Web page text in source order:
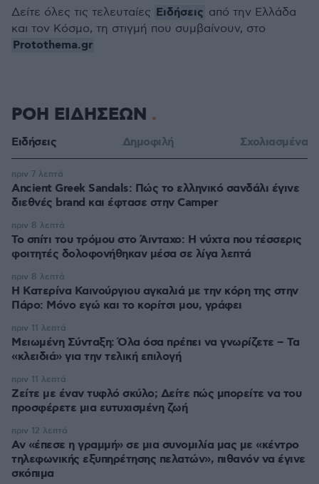
Δείτε όλες τις τελευταίες Ειδήσεις από την Ελλάδα
και τον Κόσμο, τη στιγμή που συμβαίνουν, στο
Protothema.gr
ΡΟΗ ΕΙΔΗΣΕΩΝ
Ειδήσεις Δημοφιλή Σχολιασμένα
Ancient Greek Sandals: Πώς το ελληνικό σανδάλι έγινε
διεθνές brand και έφτασε στην Camper
πριν 7 λεπτά
Το σπίτι του τρόμου στο Άινταχο: Η νύχτα που τέσσερις
φοιτητές δολοφονήθηκαν μέσα σε λίγα λεπτά
πριν 8 λεπτά
Η Κατερίνα Καινούργιου αγκαλιά με την κόρη της στην
Πάρο: Μόνο εγώ και το κορίτσι μου, γράφει
πριν 8 λεπτά
Μειωμένη Σύνταξη: Όλα όσα πρέπει να γνωρίζετε – Τα
«κλειδιά» για την τελική επιλογή
πριν 11 λεπτά
Ζείτε με έναν τυφλό σκύλο; Δείτε πώς μπορείτε να του
προσφέρετε μια ευτυχισμένη ζωή
πριν 11 λεπτά
Αν «έπεσε η γραμμή» σε μια συνομιλία μας με «κέντρο
τηλεφωνικής εξυπηρέτησης πελατών», πιθανόν να έγινε
σκόπιμα
πριν 12 λεπτά